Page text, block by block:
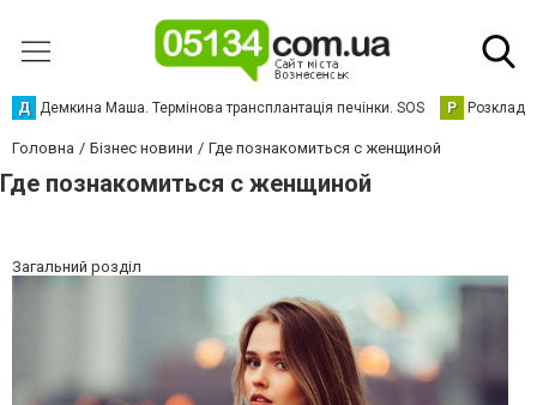
Д Демкина Маша. Термінова трансплантація печінки. SOS Р Розклад
Головна Бізнес новини Где познакомиться с женщиной
Где познакомиться с женщиной
Загальний розділ